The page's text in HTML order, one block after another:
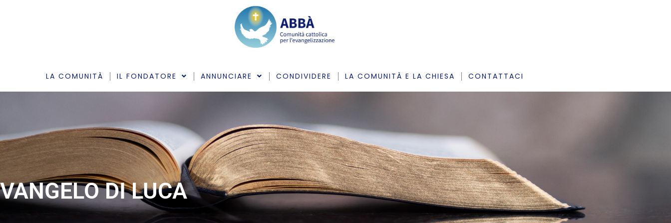
LA COMUNITÀ IL FONDATORE ANNUNCIARE CONDIVIDERE LA COMUNITÀ E LA CHIESA CONTATTACI
VANGELO DI LUCA